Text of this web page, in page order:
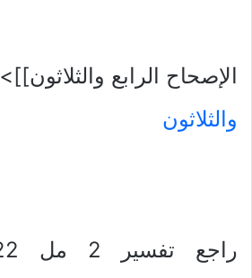
الإصحاح الرابع والثلاثون]]>
والثلاثون